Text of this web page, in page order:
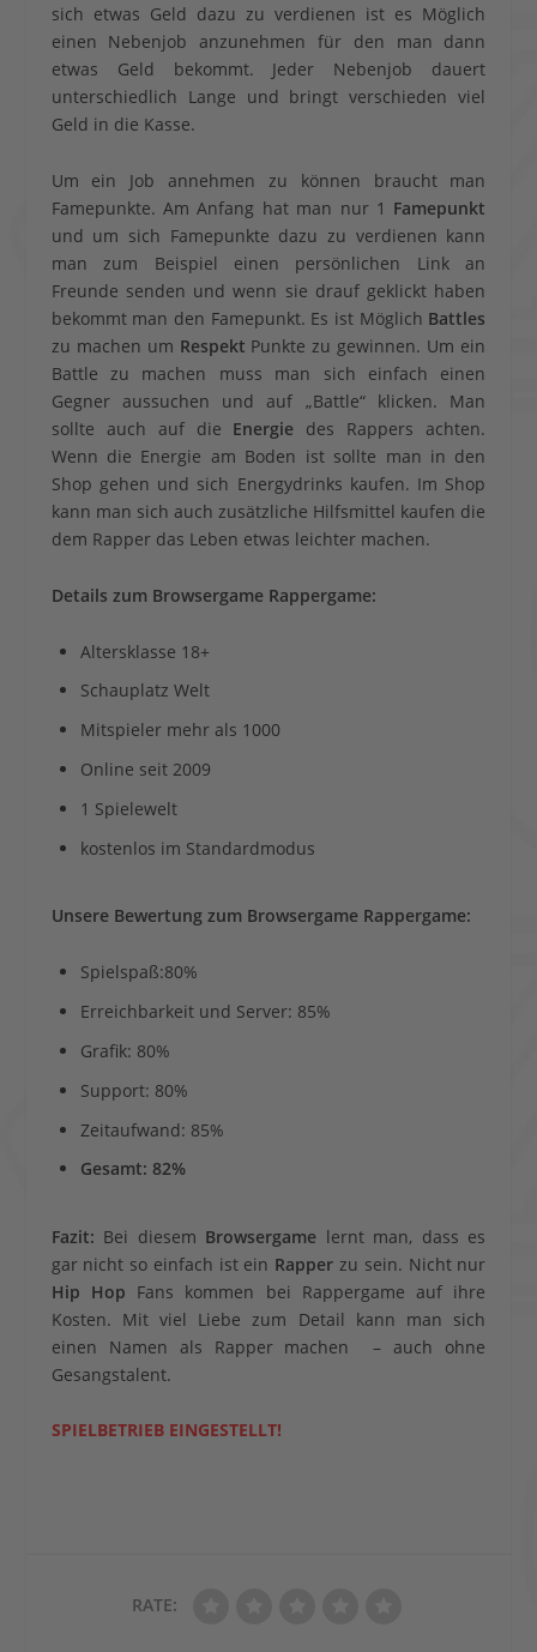
sich etwas Geld dazu zu verdienen ist es Möglich
einen Nebenjob anzunehmen für den man dann
etwas Geld bekommt. Jeder Nebenjob dauert
unterschiedlich Lange und bringt verschieden viel
Geld in die Kasse.
Um ein Job annehmen zu können braucht man
Famepunkte. Am Anfang hat man nur 1 Famepunkt
und um sich Famepunkte dazu zu verdienen kann
man zum Beispiel einen persönlichen Link an
Freunde senden und wenn sie drauf geklickt haben
bekommt man den Famepunkt. Es ist Möglich Battles
zu machen um Respekt Punkte zu gewinnen. Um ein
Battle zu machen muss man sich einfach einen
Gegner aussuchen und auf „Battle“ klicken. Man
sollte auch auf die Energie des Rappers achten.
Wenn die Energie am Boden ist sollte man in den
Shop gehen und sich Energydrinks kaufen. Im Shop
kann man sich auch zusätzliche Hilfsmittel kaufen die
dem Rapper das Leben etwas leichter machen.
Details zum Browsergame Rappergame:
Altersklasse 18+
Schauplatz Welt
Mitspieler mehr als 1000
Online seit 2009
1 Spielewelt
kostenlos im Standardmodus
Unsere Bewertung zum Browsergame Rappergame:
Spielspaß:80%
Erreichbarkeit und Server: 85%
Grafik: 80%
Support: 80%
Zeitaufwand: 85%
Gesamt: 82%
Fazit: Bei diesem Browsergame lernt man, dass es
gar nicht so einfach ist ein Rapper zu sein. Nicht nur
Hip Hop Fans kommen bei Rappergame auf ihre
Kosten. Mit viel Liebe zum Detail kann man sich
einen Namen als Rapper machen – auch ohne
Gesangstalent.
SPIELBETRIEB EINGESTELLT!
RATE: